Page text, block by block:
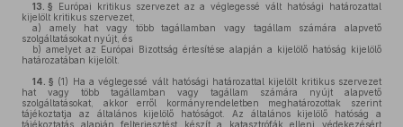
13. § Európai kritikus szervezet az a véglegessé vált hatósági határozattal
kijelölt kritikus szervezet,
a) amely hat vagy több tagállamban vagy tagállam számára alapvető
szolgáltatásokat nyújt, és
b) amelyet az Európai Bizottság értesítése alapján a kijelölő hatóság kijelölő
határozatában kijelölt.
14. § (1) Ha a véglegessé vált hatósági határozattal kijelölt kritikus szervezet
hat vagy több tagállamban vagy tagállam számára nyújt alapvető
szolgáltatásokat, akkor erről kormányrendeletben meghatározottak szerint
tájékoztatja az általános kijelölő hatóságot. Az általános kijelölő hatóság a
tájékoztatás alapján felterjesztést készít a katasztrófák elleni védekezésért